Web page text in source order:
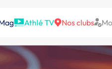
Athlé TV Nos clubs